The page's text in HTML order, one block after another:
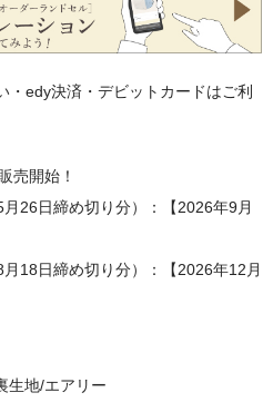
edy決済・デビットカードはご利
売開始！
26日締め切り分）：【2026年9月
18日締め切り分）：【2026年12月
地/エアリー